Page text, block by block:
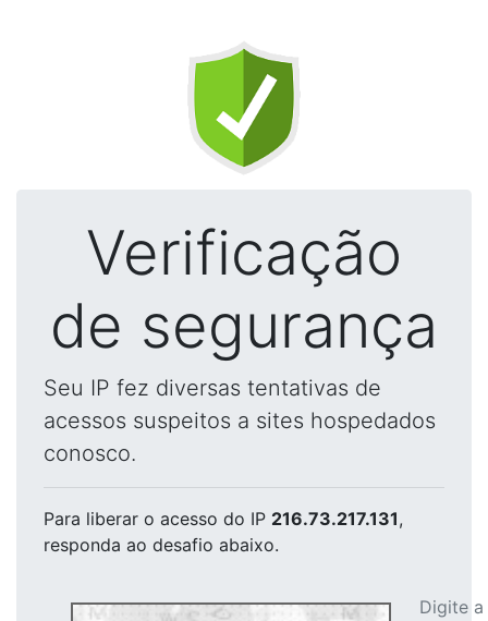
Verificação
de segurança
Seu IP fez diversas tentativas de
acessos suspeitos a sites hospedados
conosco.
Para liberar o acesso do IP 216.73.217.131,
responda ao desafio abaixo.
Digite